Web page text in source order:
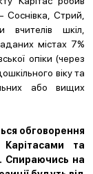
Соснівка, Стрий,
вчителів шкіл,
містах 7%
опіки (через
віку та
або вищих
обговорення
Карітасами та
Спираючись на